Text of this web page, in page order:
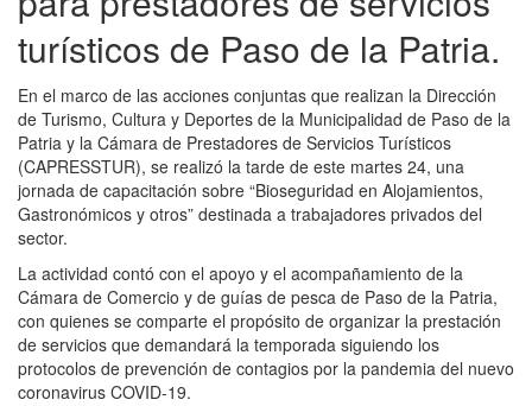
turísticos de Paso de la Patria.
En el marco de las acciones conjuntas que realizan la Dirección
de Turismo, Cultura y Deportes de la Municipalidad de Paso de la
Patria y la Cámara de Prestadores de Servicios Turísticos
(CAPRESSTUR), se realizó la tarde de este martes 24, una
jornada de capacitación sobre “Bioseguridad en Alojamientos,
Gastronómicos y otros” destinada a trabajadores privados del
sector.
La actividad contó con el apoyo y el acompañamiento de la
Cámara de Comercio y de guías de pesca de Paso de la Patria,
con quienes se comparte el propósito de organizar la prestación
de servicios que demandará la temporada siguiendo los
protocolos de prevención de contagios por la pandemia del nuevo
coronavirus COVID-19.